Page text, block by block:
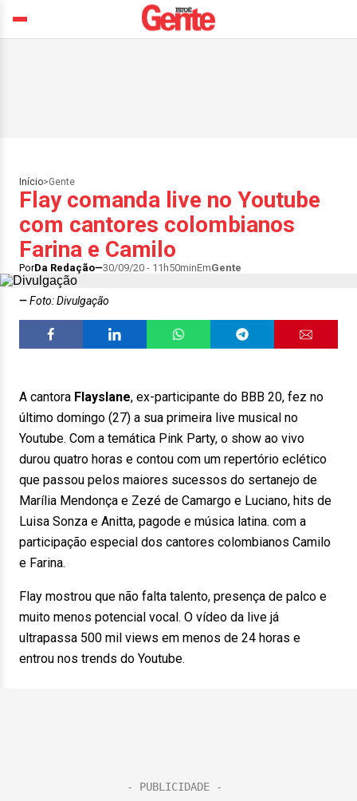
Início>Gente
Flay comanda live no Youtube
com cantores colombianos
Farina e Camilo
PorDa Redação 30/09/20 - 11h50minEmGente
Foto: Divulgação
A cantora Flayslane, ex-participante do BBB 20, fez no
último domingo (27) a sua primeira live musical no
Youtube. Com a temática Pink Party, o show ao vivo
durou quatro horas e contou com um repertório eclético
que passou pelos maiores sucessos do sertanejo de
Marília Mendonça e Zezé de Camargo e Luciano, hits de
Luisa Sonza e Anitta, pagode e música latina. com a
participação especial dos cantores colombianos Camilo
e Farina.
Flay mostrou que não falta talento, presença de palco e
muito menos potencial vocal. O vídeo da live já
ultrapassa 500 mil views em menos de 24 horas e
entrou nos trends do Youtube.